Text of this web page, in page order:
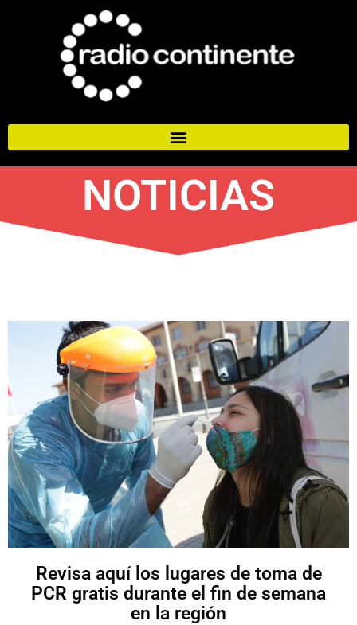
NOTICIAS
Revisa aquí los lugares de toma de
PCR gratis durante el fin de semana
en la región